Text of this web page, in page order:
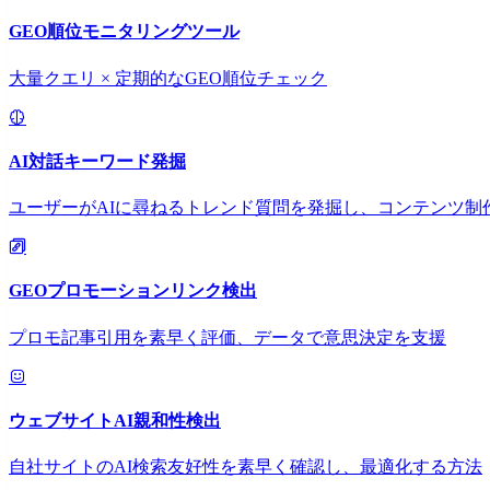
GEO順位モニタリングツール
大量クエリ × 定期的なGEO順位チェック
AI対話キーワード発掘
ユーザーがAIに尋ねるトレンド質問を発掘し、コンテンツ制
GEOプロモーションリンク検出
プロモ記事引用を素早く評価、データで意思決定を支援
ウェブサイトAI親和性検出
自社サイトのAI検索友好性を素早く確認し、最適化する方法